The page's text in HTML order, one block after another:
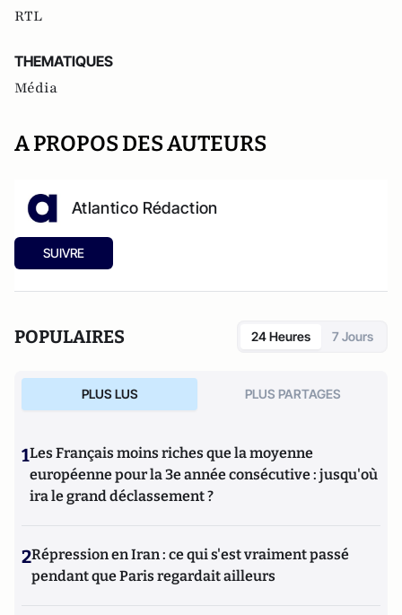
RTL
THEMATIQUES
Média
A PROPOS DES AUTEURS
Atlantico Rédaction
SUIVRE
POPULAIRES 24 Heures 7 Jours
PLUS LUS PLUS PARTAGES
1Les Français moins riches que la moyenne
européenne pour la 3e année consécutive : jusqu'où
ira le grand déclassement ?
2Répression en Iran : ce qui s'est vraiment passé
pendant que Paris regardait ailleurs